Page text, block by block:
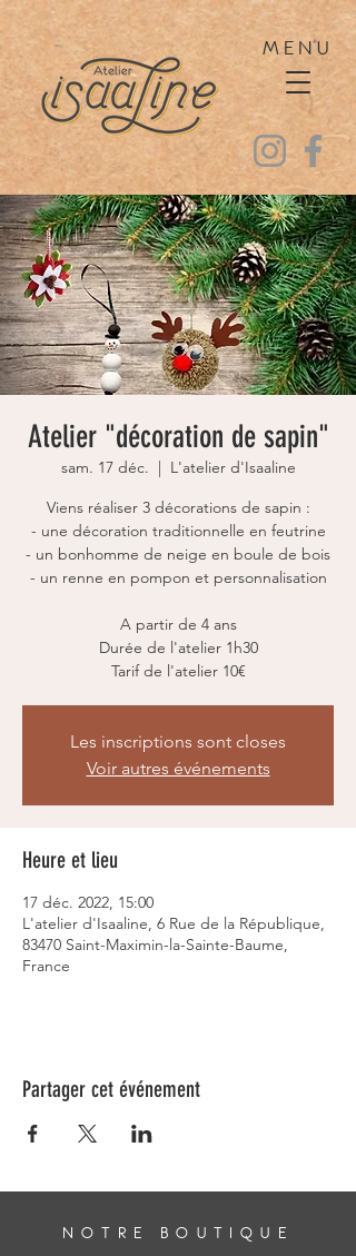
MENU
Atelier "décoration de sapin"
sam. 17 déc.
  |
L'atelier d'Isaaline
Viens réaliser 3 décorations de sapin :
- une décoration traditionnelle en feutrine
- un bonhomme de neige en boule de bois
- un renne en pompon et personnalisation
A partir de 4 ans
Durée de l'atelier 1h30
Tarif de l'atelier 10€
Les inscriptions sont closes
Voir autres événements
Heure et lieu
17 déc. 2022, 15:00
L'atelier d'Isaaline, 6 Rue de la République,
83470 Saint-Maximin-la-Sainte-Baume,
France
Partager cet événement
NOTRE BOUTIQUE